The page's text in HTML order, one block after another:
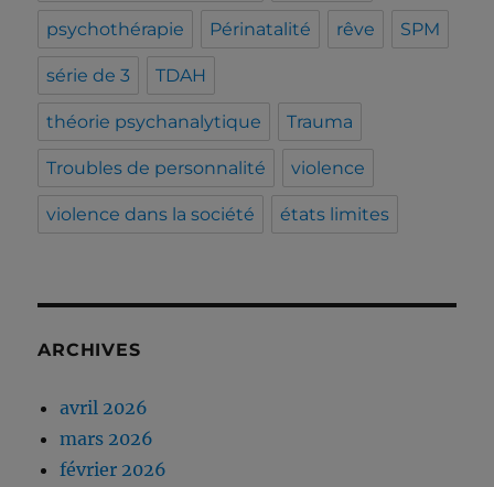
psychothérapie Périnatalité rêve SPM
série de 3 TDAH
théorie psychanalytique Trauma
Troubles de personnalité violence
violence dans la société états limites
ARCHIVES
avril 2026
mars 2026
février 2026